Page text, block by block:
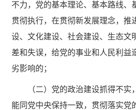
不力，党的基本理论、基本路线、
贯彻执行，在贯彻新发展理念，推
设、文化建设、社会建设、生态文
差和失误，给党的事业和人民利益
劣影响的；
（二）党的政治建设抓得不实
能同党中央保持一致，贯彻落实党